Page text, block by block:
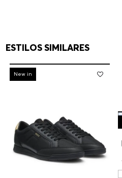
ESTILOS SIMILARES
-30%
New in